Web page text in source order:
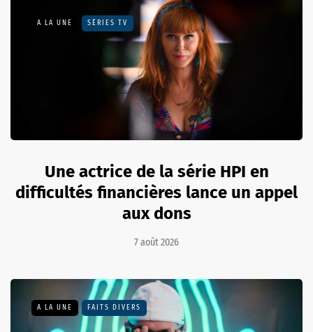
A LA UNE SÉRIES TV
Une actrice de la série HPI en
difficultés financières lance un appel
aux dons
7 août 2026
A LA UNE FAITS DIVERS